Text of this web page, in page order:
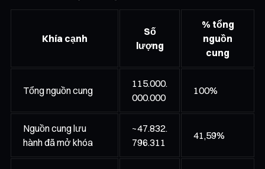
Khía cạnh
Số
lượng
% tổng
nguồn
cung
Tổng nguồn cung
115.000.
000.000
100%
Nguồn cung lưu
hành đã mở khóa
~47.832.
796.311
41,59%